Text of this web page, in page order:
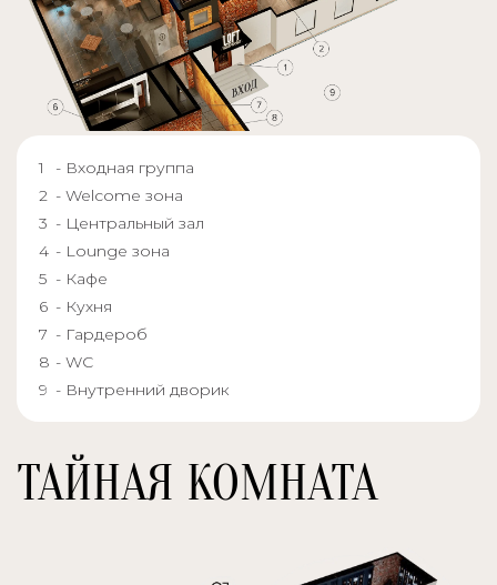
- Входная группа
- Welcome зона
- Центральный зал
- Lounge зона
- Кафе
- Кухня
- Гардероб
- WC
- Внутренний дворик
ТАЙНАЯ КОМНАТА